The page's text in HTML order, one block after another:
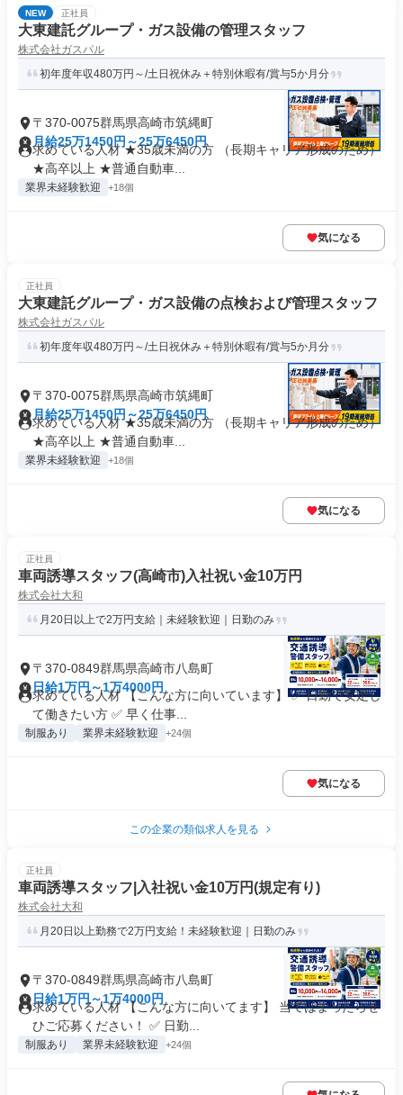
NEW 正社員
大東建託グループ・ガス設備の管理スタッフ
株式会社ガスパル
初年度年収480万円～/土日祝休み＋特別休暇有/賞与5か月分
〒370-0075群馬県高崎市筑縄町
月給25万1450円～25万6450円
求めている人材 ★35歳未満の方 （長期キャリア形成のため）
★高卒以上 ★普通自動車...
業界未経験歓迎 +18個
気になる
正社員
大東建託グループ・ガス設備の点検および管理スタッフ
株式会社ガスパル
初年度年収480万円～/土日祝休み＋特別休暇有/賞与5か月分
〒370-0075群馬県高崎市筑縄町
月給25万1450円～25万6450円
求めている人材 ★35歳未満の方 （長期キャリア形成のため）
★高卒以上 ★普通自動車...
業界未経験歓迎 +18個
気になる
正社員
車両誘導スタッフ(高崎市)入社祝い金10万円
株式会社大和
月20日以上で2万円支給｜未経験歓迎｜日勤のみ
〒370-0849群馬県高崎市八島町
日給1万円～1万4000円
求めている人材 【こんな方に向いています】 ✅ 日勤で安定し
て働きたい方 ✅ 早く仕事...
制服あり 業界未経験歓迎 +24個
気になる
この企業の類似求人を見る
正社員
車両誘導スタッフ|入社祝い金10万円(規定有り)
株式会社大和
月20日以上勤務で2万円支給！未経験歓迎｜日勤のみ
〒370-0849群馬県高崎市八島町
日給1万円～1万4000円
求めている人材 【こんな方に向いてます】 当てはまったらぜ
ひご応募ください！ ✅ 日勤...
制服あり 業界未経験歓迎 +24個